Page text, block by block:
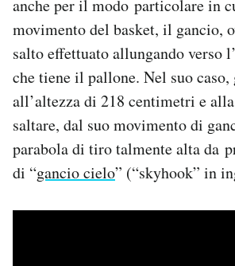
anche per il modo particolare in
movimento del basket, il gancio,
salto effettuato allungando verso
che tiene il pallone. Nel suo caso,
all’altezza di 218 centimetri e
saltare, dal suo movimento di
parabola di tiro talmente alta da
di “gancio cielo” (“skyhook” in